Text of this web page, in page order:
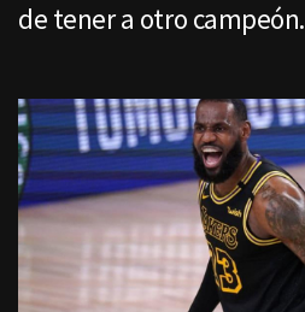
de tener a otro campeón.